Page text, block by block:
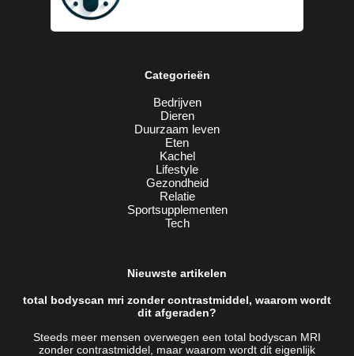
Categorieën
Bedrijven
Dieren
Duurzaam leven
Eten
Kachel
Lifestyle
Gezondheid
Relatie
Sportsupplementen
Tech
Nieuwste artikelen
total bodyscan mri zonder contrastmiddel, waarom wordt
dit afgeraden?
Steeds meer mensen overwegen een total bodyscan MRI
zonder contrastmiddel, maar waarom wordt dit eigenlijk